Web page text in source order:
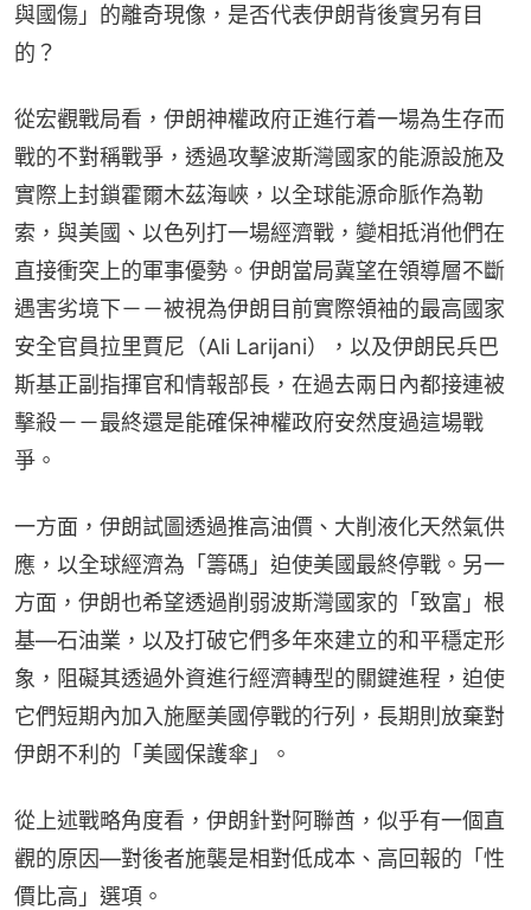
與國傷」的離奇現像，是否代表伊朗背後實另有目
的？
從宏觀戰局看，伊朗神權政府正進行着一場為生存而
戰的不對稱戰爭，透過攻擊波斯灣國家的能源設施及
實際上封鎖霍爾木茲海峽，以全球能源命脈作為勒
索，與美國、以色列打一場經濟戰，變相抵消他們在
直接衝突上的軍事優勢。伊朗當局冀望在領導層不斷
遇害劣境下－－被視為伊朗目前實際領袖的最高國家
安全官員拉里賈尼（Ali Larijani），以及伊朗民兵巴
斯基正副指揮官和情報部長，在過去兩日內都接連被
擊殺－－最終還是能確保神權政府安然度過這場戰
爭。
一方面，伊朗試圖透過推高油價、大削液化天然氣供
應，以全球經濟為「籌碼」迫使美國最終停戰。另一
方面，伊朗也希望透過削弱波斯灣國家的「致富」根
基—石油業，以及打破它們多年來建立的和平穩定形
象，阻礙其透過外資進行經濟轉型的關鍵進程，迫使
它們短期內加入施壓美國停戰的行列，長期則放棄對
伊朗不利的「美國保護傘」。
從上述戰略角度看，伊朗針對阿聯酋，似乎有一個直
觀的原因—對後者施襲是相對低成本、高回報的「性
價比高」選項。